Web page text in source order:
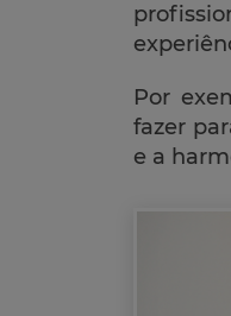
Por
fazer
e a